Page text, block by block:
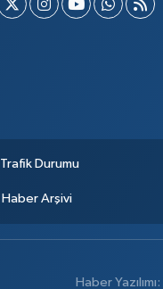
Trafik Durumu
Haber Arşivi
Haber Yazılımı: